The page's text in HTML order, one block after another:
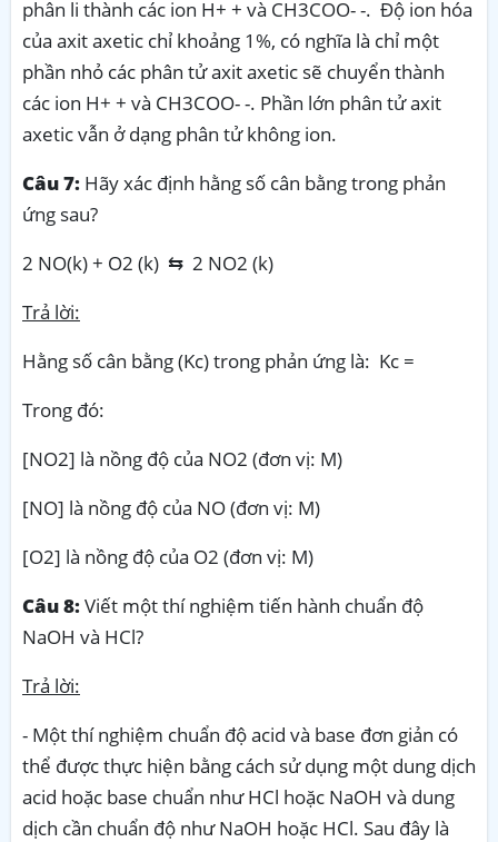
phân li thành các ion H+ + và CH3COO- -. Độ ion hóa
của axit axetic chỉ khoảng 1%, có nghĩa là chỉ một
phần nhỏ các phân tử axit axetic sẽ chuyển thành
các ion H+ + và CH3COO- -. Phần lớn phân tử axit
axetic vẫn ở dạng phân tử không ion.
Câu 7: Hãy xác định hằng số cân bằng trong phản
ứng sau?
2 NO(k) + O2 (k) ⇆ 2 NO2 (k)
Trả lời:
Hằng số cân bằng (Kc) trong phản ứng là: Kc =
Trong đó:
[NO2] là nồng độ của NO2 (đơn vị: M)
[NO] là nồng độ của NO (đơn vị: M)
[O2] là nồng độ của O2 (đơn vị: M)
Câu 8:Viết một thí nghiệm tiến hành chuẩn độ
NaOH và HCl?
Trả lời:
- Một thí nghiệm chuẩn độ acid và base đơn giản có
thể được thực hiện bằng cách sử dụng một dung dịch
acid hoặc base chuẩn như HCl hoặc NaOH và dung
dịch cần chuẩn độ như NaOH hoặc HCl. Sau đây là